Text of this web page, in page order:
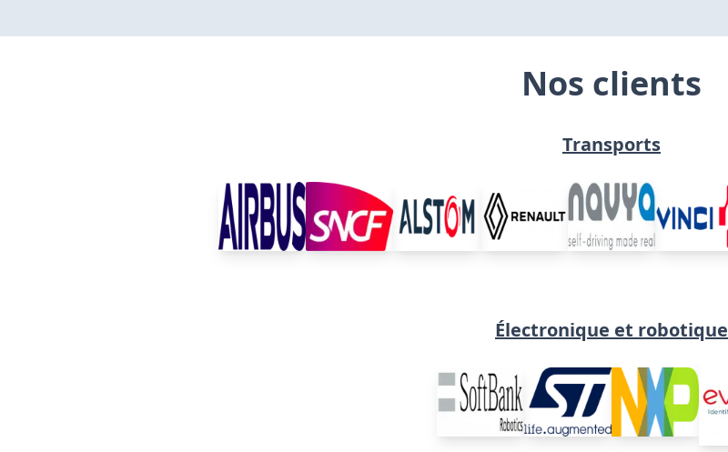
Nos clients
Transports
Électronique et robotique